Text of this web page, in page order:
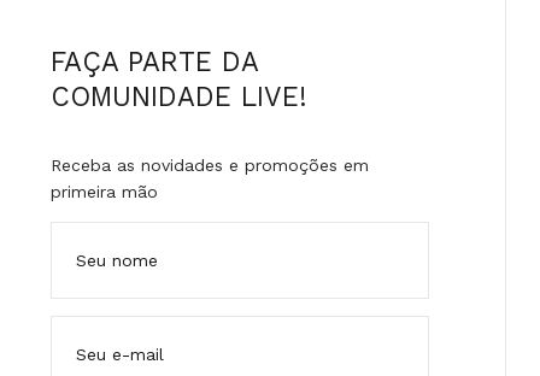
FAÇA PARTE DA
COMUNIDADE LIVE!
Receba as novidades e promoções em
primeira mão